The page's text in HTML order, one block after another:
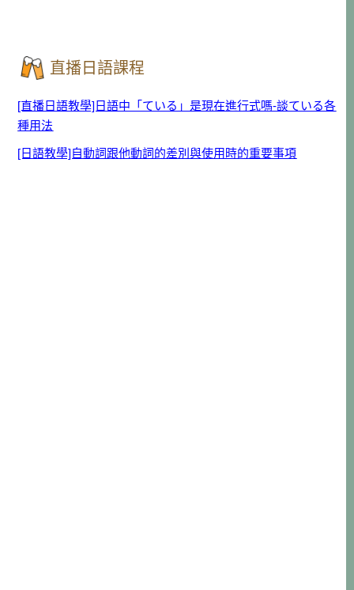
直播日語課程
[直播日語教學]日語中「ている」是現在進行式嗎-談ている各
種用法
[日語教學]自動詞跟他動詞的差別與使用時的重要事項